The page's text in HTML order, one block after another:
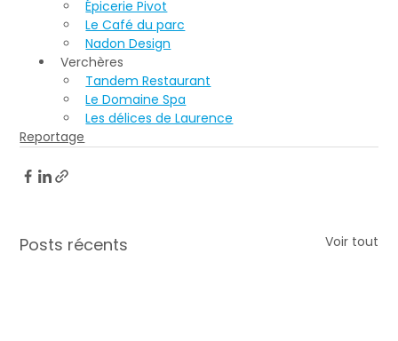
Épicerie Pivot
Le Café du parc
Nadon Design
Verchères
Tandem Restaurant
Le Domaine Spa
Les délices de Laurence
Reportage
Posts récents Voir tout